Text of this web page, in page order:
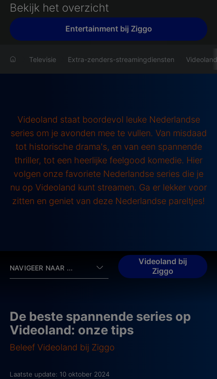
Bekijk het overzicht
Entertainment bij Ziggo
Televisie Extra-zenders-streamingdiensten Videoland
Videoland staat boordevol leuke Nederlandse
series om je avonden mee te vullen. Van misdaad
tot historische drama's, en van een spannende
thriller, tot een heerlijke feelgood komedie. Hier
volgen onze favoriete Nederlandse series die je
nu op Videoland kunt streamen. Ga er lekker voor
zitten en geniet van deze Nederlandse pareltjes!
NAVIGEER NAAR ...
Videoland bij
Ziggo
De beste spannende series op
Videoland: onze tips
Beleef Videoland bij Ziggo
Laatste update: 10 oktober 2024